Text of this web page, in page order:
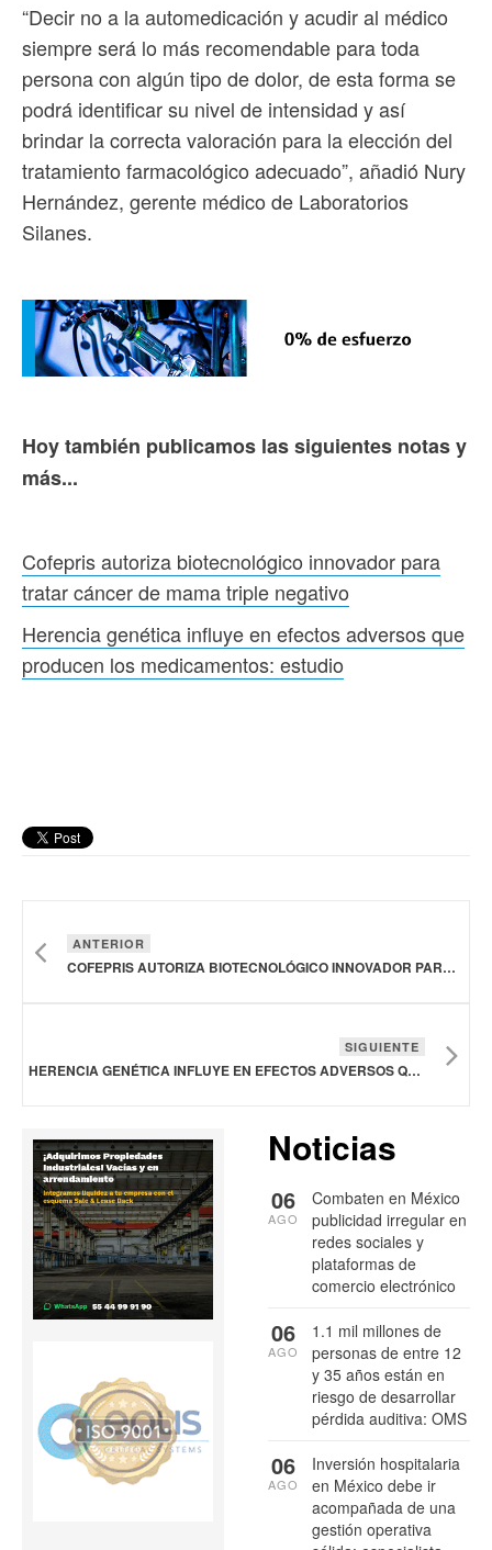
“Decir no a la automedicación y acudir al médico
siempre será lo más recomendable para toda
persona con algún tipo de dolor, de esta forma se
podrá identificar su nivel de intensidad y así
brindar la correcta valoración para la elección del
tratamiento farmacológico adecuado”, añadió Nury
Hernández, gerente médico de Laboratorios
Silanes.
Hoy también publicamos las siguientes notas y
más...
Cofepris autoriza biotecnológico innovador para
tratar cáncer de mama triple negativo
Herencia genética influye en efectos adversos que
producen los medicamentos: estudio
ANTERIOR
COFEPRIS AUTORIZA BIOTECNOLÓGICO INNOVADOR PARA TRATAR CÁNCER DE MAMA TRIPLE NEGATIVO
SIGUIENTE
HERENCIA GENÉTICA INFLUYE EN EFECTOS ADVERSOS QUE PRODUCEN LOS MEDICAMENTOS: ESTUDIO
Noticias
Combaten en México
publicidad irregular en
redes sociales y
plataformas de
comercio electrónico
06
AGO
1.1 mil millones de
personas de entre 12
y 35 años están en
riesgo de desarrollar
pérdida auditiva: OMS
06
AGO
Inversión hospitalaria
en México debe ir
acompañada de una
gestión operativa
06
AGO